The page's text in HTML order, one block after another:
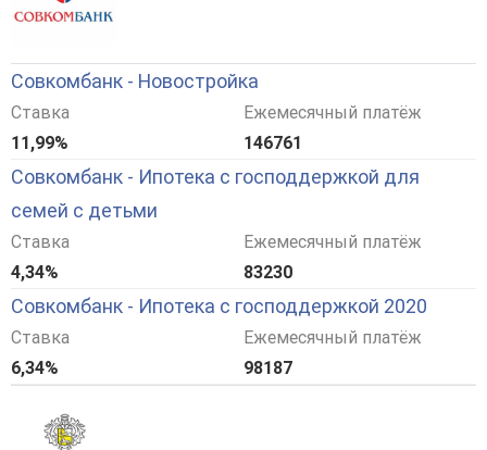
Совкомбанк - Новостройка
Ставка
11,99%
Ежемесячный платёж
146761
Совкомбанк - Ипотека с господдержкой для
семей с детьми
Ставка
4,34%
Ежемесячный платёж
83230
Совкомбанк - Ипотека с господдержкой 2020
Ставка
6,34%
Ежемесячный платёж
98187